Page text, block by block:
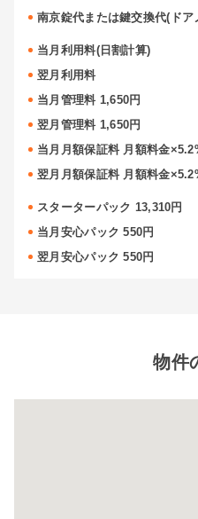
8帖
自宅に収納しきれない
南京錠代または鍵交換代(ドア
当月利用料(日割計算)
翌月利用料
当月管理料 1,650円
翌月管理料 1,650円
当月月額保証料 月額料金
翌月月額保証料 月額料金
スターターパック 13,310円
当月安心パック 550円
翌月安心パック 550円
物件